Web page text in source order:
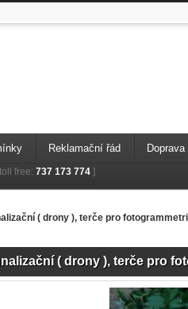
Reklamační řád Doprava
toll free: 737 173 774]
( drony ), terče pro
( drony ), terče pro